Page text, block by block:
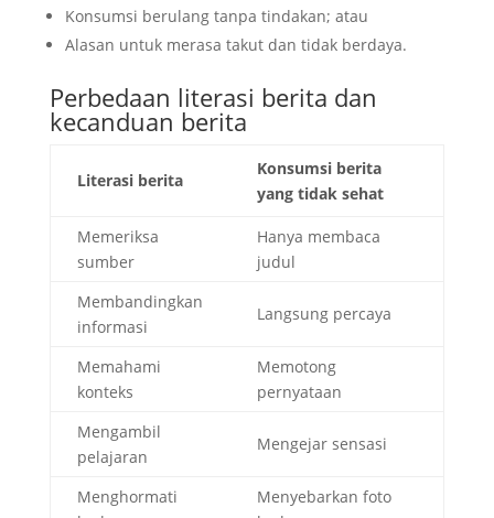
Konsumsi berulang tanpa tindakan; atau
Alasan untuk merasa takut dan tidak berdaya.
Perbedaan literasi berita dan
kecanduan berita
Literasi berita
Konsumsi berita
yang tidak sehat
Memeriksa
sumber
Hanya membaca
judul
Membandingkan
informasi
Langsung percaya
Memahami
konteks
Memotong
pernyataan
Mengambil
pelajaran
Mengejar sensasi
Menghormati
Menyebarkan foto